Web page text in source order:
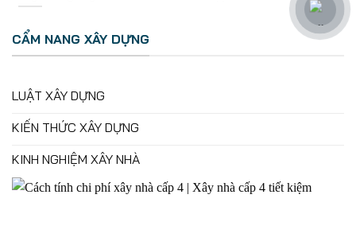
CẨM NANG XÂY DỰNG
LUẬT XÂY DỰNG
KIẾN THỨC XÂY DỰNG
KINH NGHIỆM XÂY NHÀ